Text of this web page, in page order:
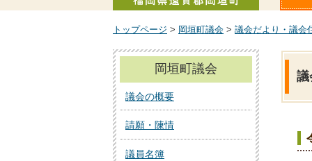
トップページ > 岡垣町議会 > 議会だより・議会
岡垣町議会
議会の概要
請願・陳情
議員名簿